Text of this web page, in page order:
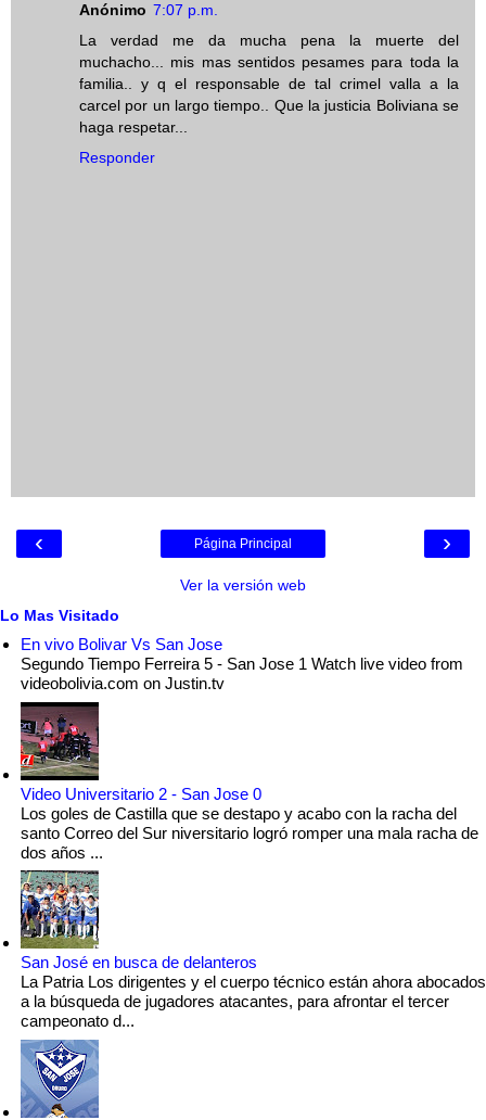
Anónimo 7:07 p.m.
La verdad me da mucha pena la muerte del
muchacho... mis mas sentidos pesames para toda la
familia.. y q el responsable de tal crimel valla a la
carcel por un largo tiempo.. Que la justicia Boliviana se
haga respetar...
Responder
‹ ›
Página Principal
Ver la versión web
Lo Mas Visitado
En vivo Bolivar Vs San Jose
Segundo Tiempo Ferreira 5 - San Jose 1 Watch live video from
videobolivia.com on Justin.tv
Video Universitario 2 - San Jose 0
Los goles de Castilla que se destapo y acabo con la racha del
santo Correo del Sur niversitario logró romper una mala racha de
dos años ...
San José en busca de delanteros
La Patria Los dirigentes y el cuerpo técnico están ahora abocados
a la búsqueda de jugadores atacantes, para afrontar el tercer
campeonato d...